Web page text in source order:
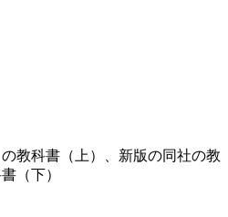
教科書（上）、新版の同社の教
（下）